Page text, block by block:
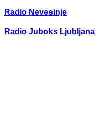
Radio Nevesinje
Radio Juboks Ljubljana